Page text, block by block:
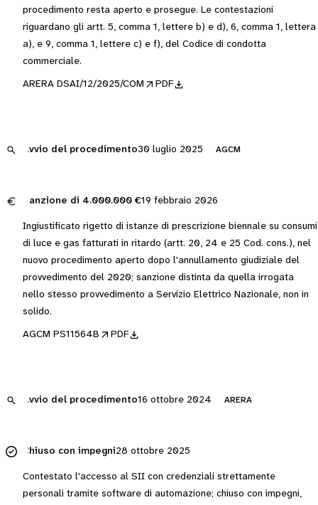
procedimento resta aperto e prosegue. Le contestazioni
riguardano gli artt. 5, comma 1, lettere b) e d), 6, comma 1, lettera
a), e 9, comma 1, lettere c) e f), del Codice di condotta
commerciale.
ARERA DSAI/12/2025/COM PDF
Avvio del procedimento30 luglio 2025 AGCM
Sanzione di 4.000.000 €19 febbraio 2026
Ingiustificato rigetto di istanze di prescrizione biennale su consumi
di luce e gas fatturati in ritardo (artt. 20, 24 e 25 Cod. cons.), nel
nuovo procedimento aperto dopo l'annullamento giudiziale del
provvedimento del 2020; sanzione distinta da quella irrogata
nello stesso provvedimento a Servizio Elettrico Nazionale, non in
solido.
AGCM PS11564B PDF
Avvio del procedimento16 ottobre 2024 ARERA
Chiuso con impegni28 ottobre 2025
Contestato l'accesso al SII con credenziali strettamente
personali tramite software di automazione; chiuso con impegni,